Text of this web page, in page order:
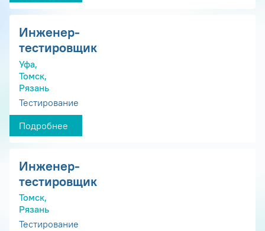
Инженер-
тестировщик
Уфа,
Томск,
Рязань
Тестирование
Подробнее
Инженер-
тестировщик
Томск,
Рязань
Тестирование